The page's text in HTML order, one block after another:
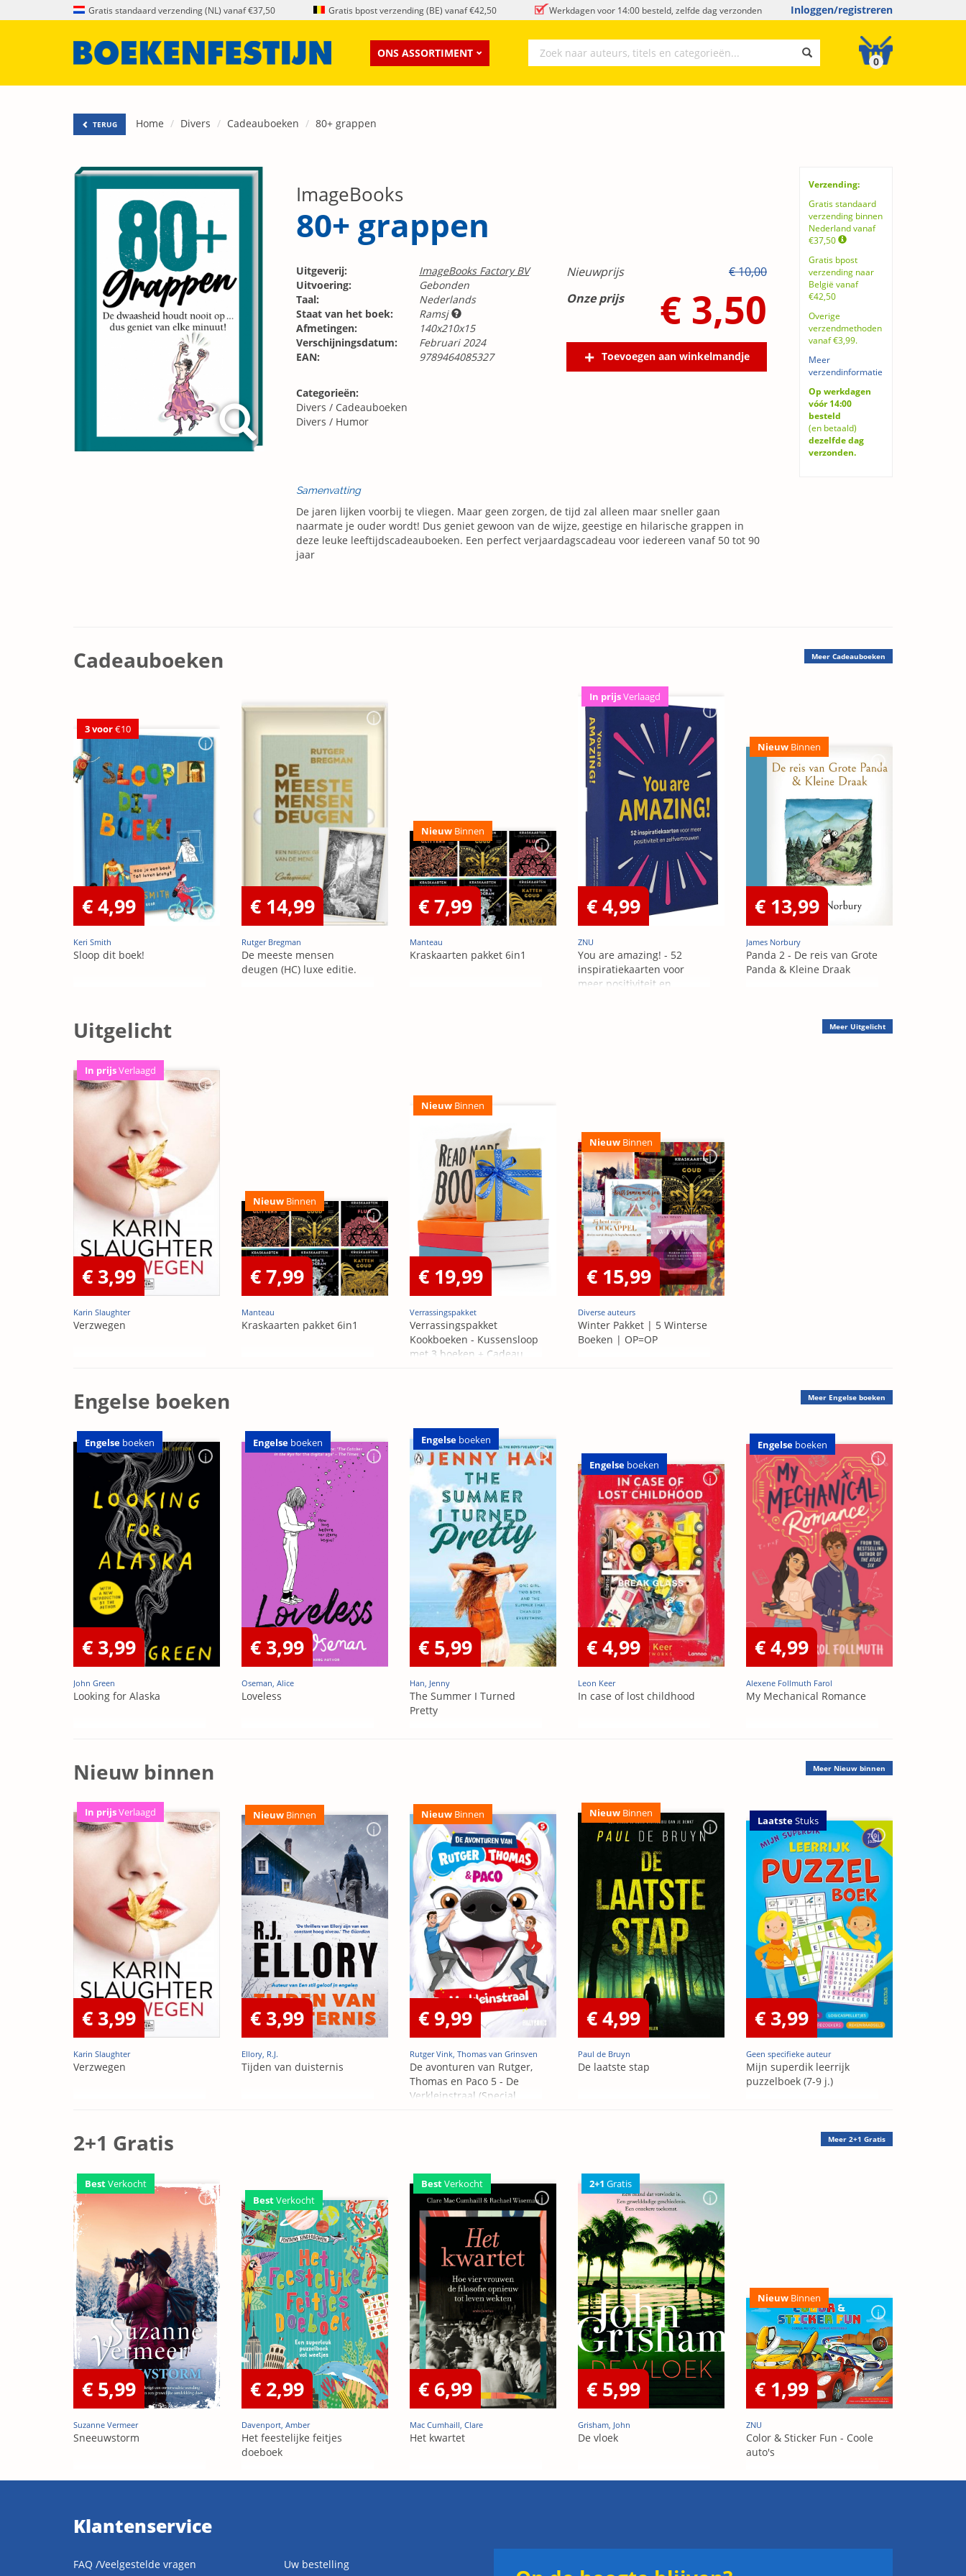
Gratis standaard verzending (NL) vanaf €37,50 Gratis bpost verzending (BE) vanaf €42,50 Werkdagen voor 14:00 besteld, zelfde dag verzonden Inloggen/registreren
ONS ASSORTIMENT
0
TERUG Home Divers Cadeauboeken 80+ grappen
Verzending:
Gratis standaard
verzending binnen
Nederland vanaf
€37,50
Gratis bpost
verzending naar
België vanaf
€42,50
Overige
verzendmethoden
vanaf €3,99.
Meer
verzendinformatie
Op werkdagen
vóór 14:00
besteld
(en betaald)
dezelfde dag
verzonden.
ImageBooks
80+ grappen
Uitgeverij:
ImageBooks Factory BV
Uitvoering:
Gebonden
Taal:
Nederlands
Staat van het boek:
Ramsj
Afmetingen:
140x210x15
Verschijningsdatum:
Februari 2024
EAN:
9789464085327
Nieuwprijs
€ 10,00
Onze prijs
€ 3,50
Toevoegen aan winkelmandje
Categorieën:
Divers / Cadeauboeken
Divers / Humor
Samenvatting
De jaren lijken voorbij te vliegen. Maar geen zorgen, de tijd zal alleen maar sneller gaan
naarmate je ouder wordt! Dus geniet gewoon van de wijze, geestige en hilarische grappen in
deze leuke leeftijdscadeauboeken. Een perfect verjaardagscadeau voor iedereen vanaf 50 tot 90
jaar
Cadeauboeken Meer Cadeauboeken
3 voor€10
€ 4,99
Keri Smith
Sloop dit boek!
€ 14,99
Rutger Bregman
De meeste mensen
deugen (HC) luxe editie.
Nieuw Binnen
€ 7,99
Manteau
Kraskaarten pakket 6in1
In prijsVerlaagd
€ 4,99
ZNU
You are amazing! - 52
inspiratiekaarten voor
meer positiviteit en
Nieuw Binnen
€ 13,99
James Norbury
Panda 2 - De reis van Grote
Panda & Kleine Draak
Uitgelicht Meer Uitgelicht
In prijsVerlaagd
€ 3,99
Karin Slaughter
Verzwegen
Nieuw Binnen
€ 7,99
Manteau
Kraskaarten pakket 6in1
Nieuw Binnen
€ 19,99
Verrassingspakket
Verrassingspakket
Kookboeken - Kussensloop
met 3 boeken + Cadeau
Nieuw Binnen
€ 15,99
Diverse auteurs
Winter Pakket | 5 Winterse
Boeken | OP=OP
Engelse boeken Meer Engelse boeken
Engelse boeken
€ 3,99
John Green
Looking for Alaska
Engelse boeken
€ 3,99
Oseman, Alice
Loveless
Engelse boeken
€ 5,99
Han, Jenny
The Summer I Turned
Pretty
Engelse boeken
€ 4,99
Leon Keer
In case of lost childhood
Engelse boeken
€ 4,99
Alexene Follmuth Farol
My Mechanical Romance
Nieuw binnen Meer Nieuw binnen
In prijsVerlaagd
€ 3,99
Karin Slaughter
Verzwegen
Nieuw Binnen
€ 3,99
Ellory, R.J.
Tijden van duisternis
Nieuw Binnen
€ 9,99
Rutger Vink, Thomas van Grinsven
De avonturen van Rutger,
Thomas en Paco 5 - De
Verkleinstraal (Special
Nieuw Binnen
€ 4,99
Paul de Bruyn
De laatste stap
LaatsteStuks
€ 3,99
Geen specifieke auteur
Mijn superdik leerrijk
puzzelboek (7-9 j.)
2+1 Gratis Meer 2+1 Gratis
BestVerkocht
€ 5,99
Suzanne Vermeer
Sneeuwstorm
BestVerkocht
€ 2,99
Davenport, Amber
Het feestelijke feitjes
doeboek
BestVerkocht
€ 6,99
Mac Cumhaill, Clare
Het kwartet
2+1 Gratis
€ 5,99
Grisham, John
De vloek
Nieuw Binnen
€ 1,99
ZNU
Color & Sticker Fun - Coole
auto's
Klantenservice
FAQ /Veelgestelde vragen Uw bestelling